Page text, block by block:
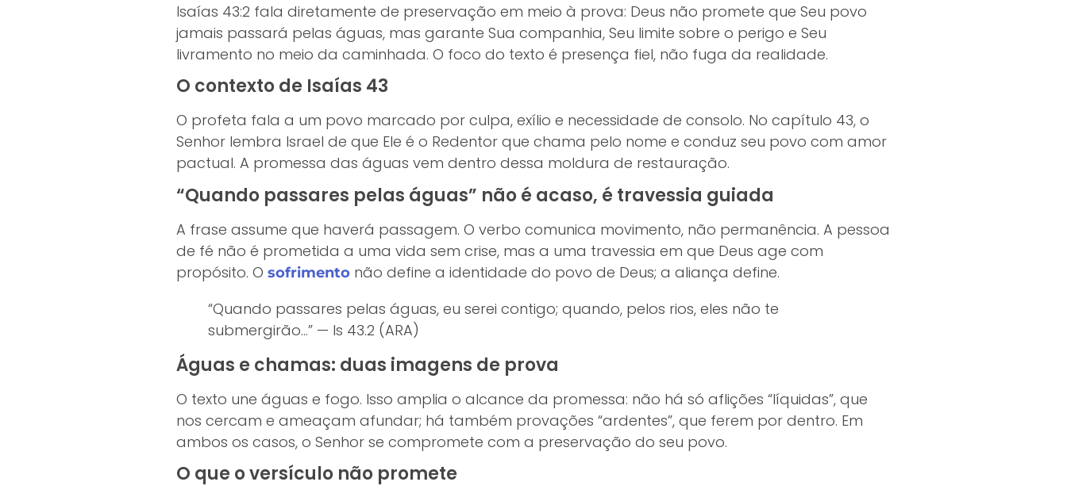
Isaías 43:2 fala diretamente de preservação em meio à prova: Deus não promete que Seu povo
jamais passará pelas águas, mas garante Sua companhia, Seu limite sobre o perigo e Seu
livramento no meio da caminhada. O foco do texto é presença fiel, não fuga da realidade.
O contexto de Isaías 43
O profeta fala a um povo marcado por culpa, exílio e necessidade de consolo. No capítulo 43, o
Senhor lembra Israel de que Ele é o Redentor que chama pelo nome e conduz seu povo com amor
pactual. A promessa das águas vem dentro dessa moldura de restauração.
“Quando passares pelas águas” não é acaso, é travessia guiada
A frase assume que haverá passagem. O verbo comunica movimento, não permanência. A pessoa
de fé não é prometida a uma vida sem crise, mas a uma travessia em que Deus age com
propósito. O sofrimento não define a identidade do povo de Deus; a aliança define.
“Quando passares pelas águas, eu serei contigo; quando, pelos rios, eles não te
submergirão…” — Is 43.2 (ARA)
Águas e chamas: duas imagens de prova
O texto une águas e fogo. Isso amplia o alcance da promessa: não há só aflições “líquidas”, que
nos cercam e ameaçam afundar; há também provações “ardentes”, que ferem por dentro. Em
ambos os casos, o Senhor se compromete com a preservação do seu povo.
O que o versículo não promete